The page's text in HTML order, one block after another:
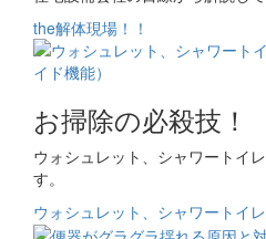
the解体現場！！
お掃除の必殺技！
ウォシュレット、シャワートイ
す。
ウォシュレット、シャワートイ